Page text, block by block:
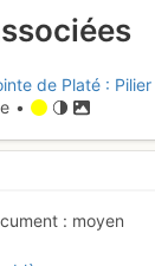
de Platé :
•
moyen